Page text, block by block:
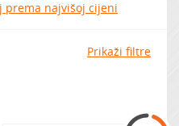
prema najvišoj cijeni
Prikaži filtre